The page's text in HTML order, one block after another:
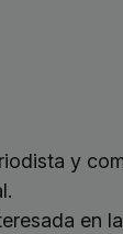
y
en